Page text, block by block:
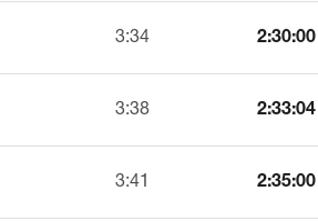
3:34 2:30:00
3:38 2:33:04
3:41 2:35:00